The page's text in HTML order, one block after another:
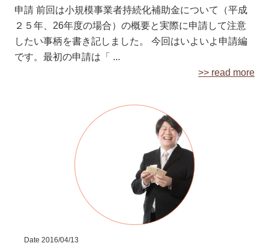
申請 前回は小規模事業者持続化補助金について（平成
２５年、26年度の場合）の概要と実際に申請して注意
したい事柄を書き記しました。 今回はいよいよ申請編
です。最初の申請は「 ...
>> read more
Date 2016/04/13